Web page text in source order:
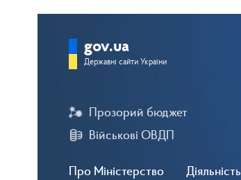
Про Міністерство Діяльність
Прозорий бюджет
Військові ОВДП
gov.ua
Державні сайти України